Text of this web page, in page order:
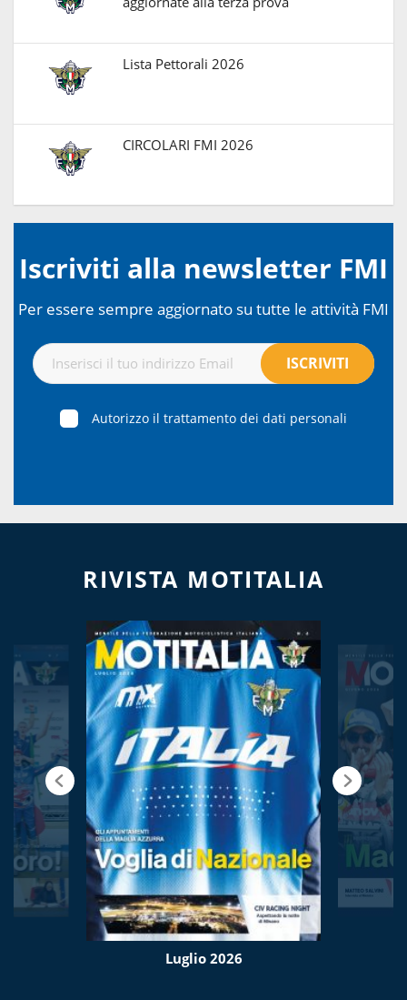
Lista Pettorali 2026
CIRCOLARI FMI 2026
Iscriviti alla newsletter FMI
Per essere sempre aggiornato su tutte le attività FMI
Autorizzo il trattamento dei dati personali
RIVISTA MOTITALIA
Luglio 2026